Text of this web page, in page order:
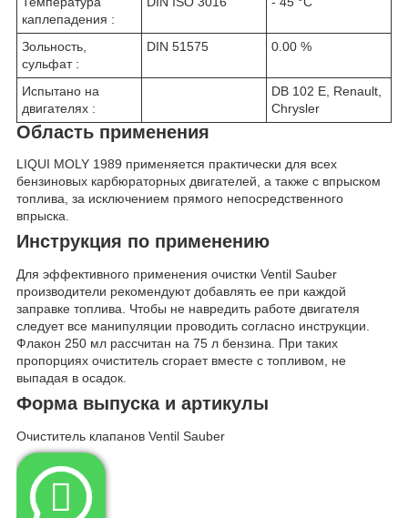
каплепадения :
Зольность,
сульфат :
DIN 51575 0.00 %
Испытано на
двигателях :
DB 102 E, Renault,
Chrysler
Область применения
LIQUI MOLY 1989 применяется практически для всех
бензиновых карбюраторных двигателей, а также с впрыском
топлива, за исключением прямого непосредственного
впрыска.
Инструкция по применению
Для эффективного применения очистки Ventil Sauber
производители рекомендуют добавлять ее при каждой
заправке топлива. Чтобы не навредить работе двигателя
следует все манипуляции проводить согласно инструкции.
Флакон 250 мл рассчитан на 75 л бензина. При таких
пропорциях очиститель сгорает вместе с топливом, не
выпадая в осадок.
Форма выпуска и артикулы
Очиститель клапанов Ventil Sauber
